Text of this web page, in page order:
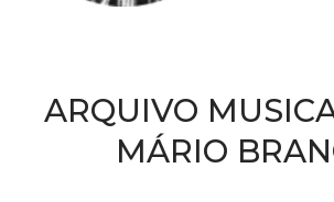
ARQUIVO
MÁRIO